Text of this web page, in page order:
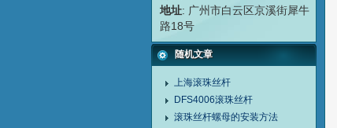
地址: 广州市白云区京溪街犀牛
路18号
随机文章
上海滚珠丝杆
DFS4006滚珠丝杆
滚珠丝杆螺母的安装方法